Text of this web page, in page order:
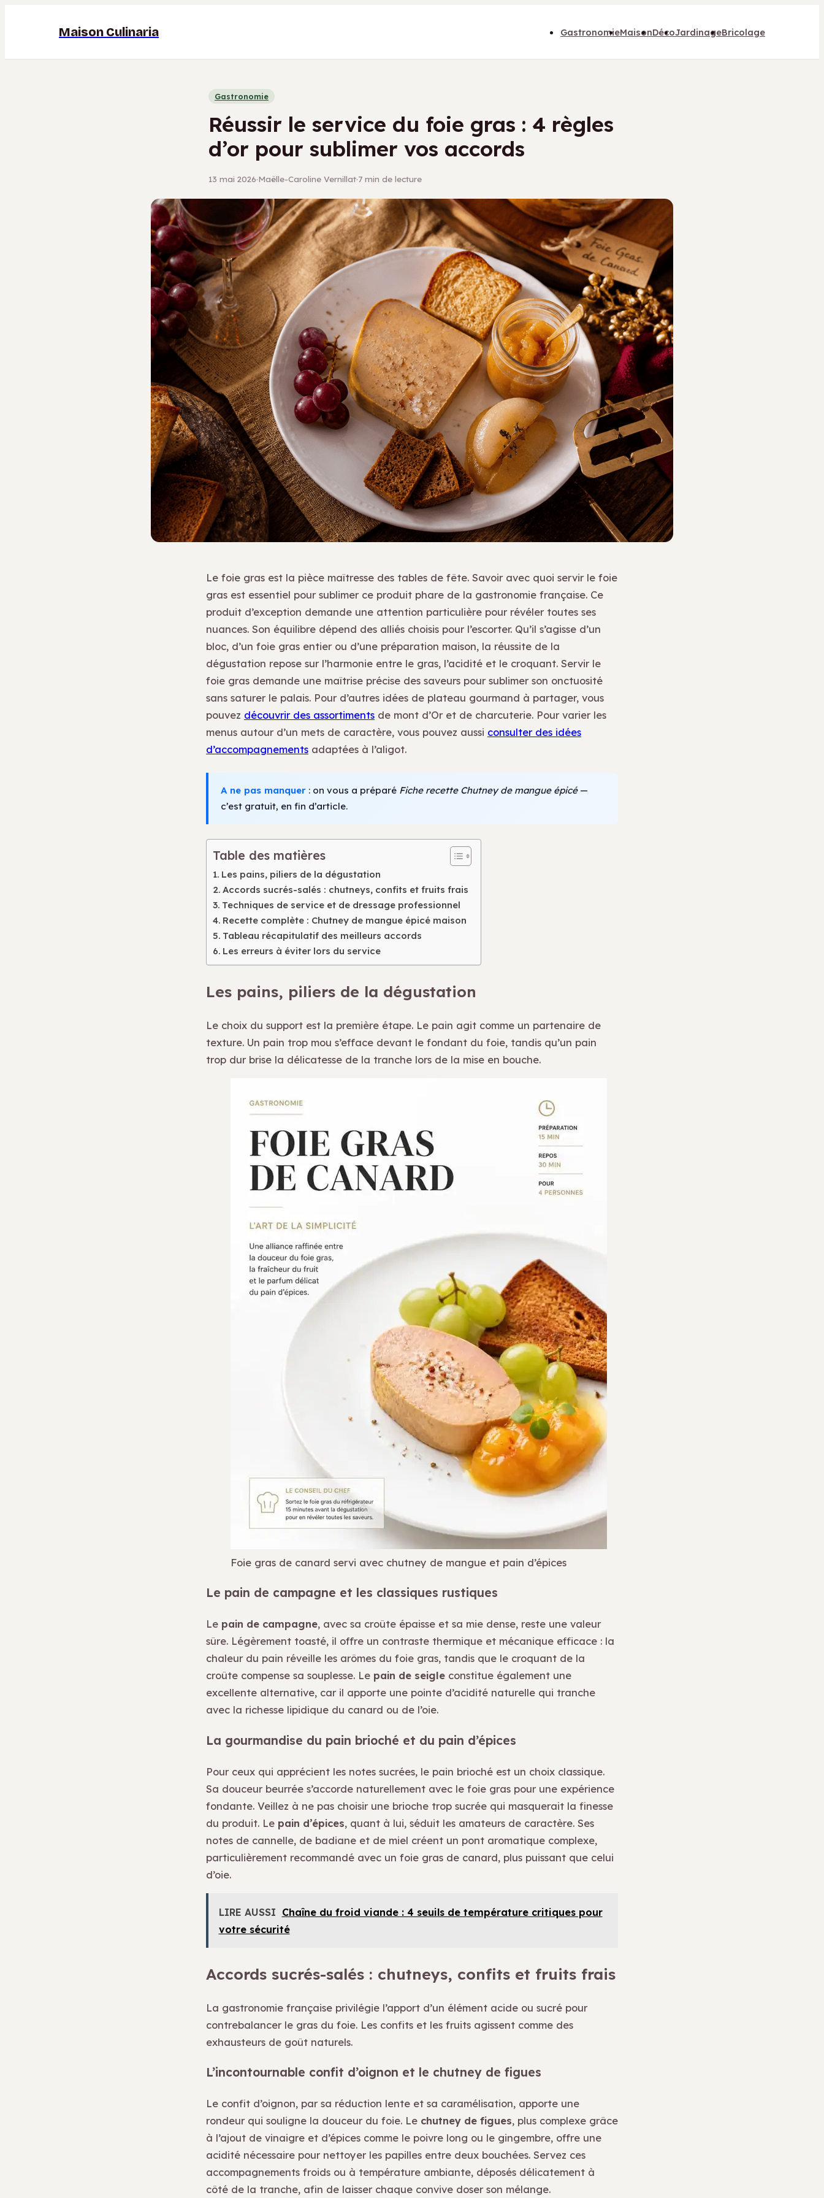
Maison Culinaria GastronomieMaisonDécoJardinageBricolage
Gastronomie
Réussir le service du foie gras : 4 règles
d’or pour sublimer vos accords
13 mai 2026·Maëlle-Caroline Vernillat·7 min de lecture
Le foie gras est la pièce maîtresse des tables de fête. Savoir avec quoi servir le foie
gras est essentiel pour sublimer ce produit phare de la gastronomie française. Ce
produit d’exception demande une attention particulière pour révéler toutes ses
nuances. Son équilibre dépend des alliés choisis pour l’escorter. Qu’il s’agisse d’un
bloc, d’un foie gras entier ou d’une préparation maison, la réussite de la
dégustation repose sur l’harmonie entre le gras, l’acidité et le croquant. Servir le
foie gras demande une maîtrise précise des saveurs pour sublimer son onctuosité
sans saturer le palais. Pour d’autres idées de plateau gourmand à partager, vous
pouvez découvrir des assortiments de mont d’Or et de charcuterie. Pour varier les
menus autour d’un mets de caractère, vous pouvez aussi consulter des idées
d’accompagnements adaptées à l’aligot.
A ne pas manquer : on vous a préparé Fiche recette Chutney de mangue épicé—
c’est gratuit, en fin d’article.
Table des matières
Les pains, piliers de la dégustation
Accords sucrés-salés : chutneys, confits et fruits frais
Techniques de service et de dressage professionnel
Recette complète : Chutney de mangue épicé maison
Tableau récapitulatif des meilleurs accords
Les erreurs à éviter lors du service
Les pains, piliers de la dégustation
Le choix du support est la première étape. Le pain agit comme un partenaire de
texture. Un pain trop mou s’efface devant le fondant du foie, tandis qu’un pain
trop dur brise la délicatesse de la tranche lors de la mise en bouche.
Foie gras de canard servi avec chutney de mangue et pain d’épices
Le pain de campagne et les classiques rustiques
Le pain de campagne, avec sa croûte épaisse et sa mie dense, reste une valeur
sûre. Légèrement toasté, il offre un contraste thermique et mécanique efficace : la
chaleur du pain réveille les arômes du foie gras, tandis que le croquant de la
croûte compense sa souplesse. Le pain de seigle constitue également une
excellente alternative, car il apporte une pointe d’acidité naturelle qui tranche
avec la richesse lipidique du canard ou de l’oie.
La gourmandise du pain brioché et du pain d’épices
Pour ceux qui apprécient les notes sucrées, le pain brioché est un choix classique.
Sa douceur beurrée s’accorde naturellement avec le foie gras pour une expérience
fondante. Veillez à ne pas choisir une brioche trop sucrée qui masquerait la finesse
du produit. Le pain d’épices, quant à lui, séduit les amateurs de caractère. Ses
notes de cannelle, de badiane et de miel créent un pont aromatique complexe,
particulièrement recommandé avec un foie gras de canard, plus puissant que celui
d’oie.
LIRE AUSSI Chaîne du froid viande : 4 seuils de température critiques pour
votre sécurité
Accords sucrés-salés : chutneys, confits et fruits frais
La gastronomie française privilégie l’apport d’un élément acide ou sucré pour
contrebalancer le gras du foie. Les confits et les fruits agissent comme des
exhausteurs de goût naturels.
L’incontournable confit d’oignon et le chutney de figues
Le confit d’oignon, par sa réduction lente et sa caramélisation, apporte une
rondeur qui souligne la douceur du foie. Le chutney de figues, plus complexe grâce
à l’ajout de vinaigre et d’épices comme le poivre long ou le gingembre, offre une
acidité nécessaire pour nettoyer les papilles entre deux bouchées. Servez ces
accompagnements froids ou à température ambiante, déposés délicatement à
côté de la tranche, afin de laisser chaque convive doser son mélange.